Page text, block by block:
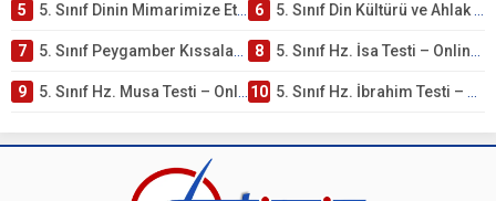
5 5. Sınıf Dinin Mimarimize Etkisi Testi – Online Çöz 6 5. Sınıf Din Kültürü ve Ahlak Bilgisi 4. Ünite: Peygamber Kıssaları Çalışmaları
7 5. Sınıf Peygamber Kıssaları Ünite Testi – Online Çöz 8 5. Sınıf Hz. İsa Testi – Online Çöz
9 5. Sınıf Hz. Musa Testi – Online Çöz 10 5. Sınıf Hz. İbrahim Testi – Online Çöz